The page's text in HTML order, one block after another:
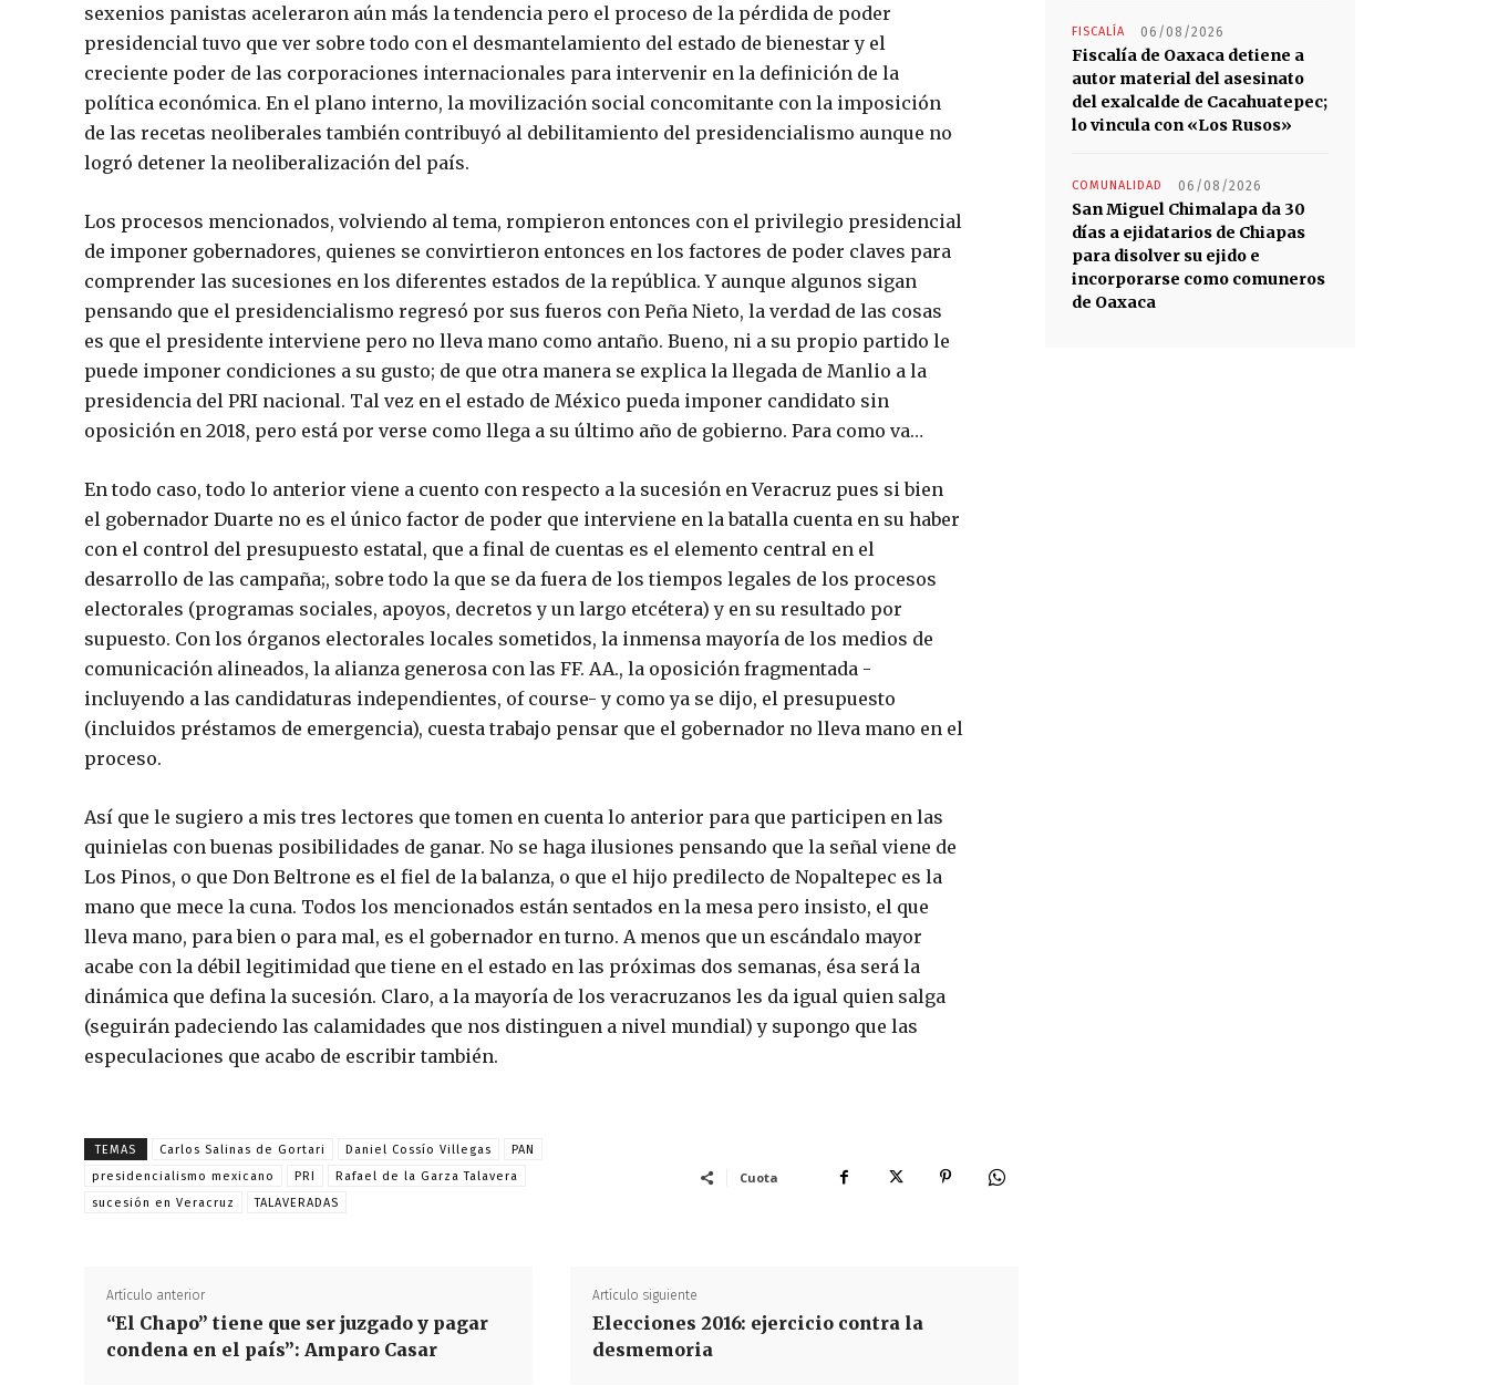
sexenios panistas aceleraron aún más la tendencia pero el proceso de la pérdida de poder
presidencial tuvo que ver sobre todo con el desmantelamiento del estado de bienestar y el
creciente poder de las corporaciones internacionales para intervenir en la definición de la
política económica. En el plano interno, la movilización social concomitante con la imposición
de las recetas neoliberales también contribuyó al debilitamiento del presidencialismo aunque no
logró detener la neoliberalización del país.
Los procesos mencionados, volviendo al tema, rompieron entonces con el privilegio presidencial
de imponer gobernadores, quienes se convirtieron entonces en los factores de poder claves para
comprender las sucesiones en los diferentes estados de la república. Y aunque algunos sigan
pensando que el presidencialismo regresó por sus fueros con Peña Nieto, la verdad de las cosas
es que el presidente interviene pero no lleva mano como antaño. Bueno, ni a su propio partido le
puede imponer condiciones a su gusto; de que otra manera se explica la llegada de Manlio a la
presidencia del PRI nacional. Tal vez en el estado de México pueda imponer candidato sin
oposición en 2018, pero está por verse como llega a su último año de gobierno. Para como va…
En todo caso, todo lo anterior viene a cuento con respecto a la sucesión en Veracruz pues si bien
el gobernador Duarte no es el único factor de poder que interviene en la batalla cuenta en su haber
con el control del presupuesto estatal, que a final de cuentas es el elemento central en el
desarrollo de las campaña;, sobre todo la que se da fuera de los tiempos legales de los procesos
electorales (programas sociales, apoyos, decretos y un largo etcétera) y en su resultado por
supuesto. Con los órganos electorales locales sometidos, la inmensa mayoría de los medios de
comunicación alineados, la alianza generosa con las FF. AA., la oposición fragmentada -
incluyendo a las candidaturas independientes, of course- y como ya se dijo, el presupuesto
(incluidos préstamos de emergencia), cuesta trabajo pensar que el gobernador no lleva mano en el
proceso.
Así que le sugiero a mis tres lectores que tomen en cuenta lo anterior para que participen en las
quinielas con buenas posibilidades de ganar. No se haga ilusiones pensando que la señal viene de
Los Pinos, o que Don Beltrone es el fiel de la balanza, o que el hijo predilecto de Nopaltepec es la
mano que mece la cuna. Todos los mencionados están sentados en la mesa pero insisto, el que
lleva mano, para bien o para mal, es el gobernador en turno. A menos que un escándalo mayor
acabe con la débil legitimidad que tiene en el estado en las próximas dos semanas, ésa será la
dinámica que defina la sucesión. Claro, a la mayoría de los veracruzanos les da igual quien salga
(seguirán padeciendo las calamidades que nos distinguen a nivel mundial) y supongo que las
especulaciones que acabo de escribir también.
TEMAS Carlos Salinas de Gortari Daniel Cossío Villegas
PAN
presidencialismo mexicano
PRI
Rafael de la Garza Talavera
sucesión en Veracruz
TALAVERADAS
Cuota
Artículo anterior
“El Chapo” tiene que ser juzgado y pagar
condena en el país”: Amparo Casar
Artículo siguiente
Elecciones 2016: ejercicio contra la
desmemoria
FISCALÍA 06/08/2026
Fiscalía de Oaxaca detiene a
autor material del asesinato
del exalcalde de Cacahuatepec;
lo vincula con «Los Rusos»
COMUNALIDAD 06/08/2026
San Miguel Chimalapa da 30
días a ejidatarios de Chiapas
para disolver su ejido e
incorporarse como comuneros
de Oaxaca